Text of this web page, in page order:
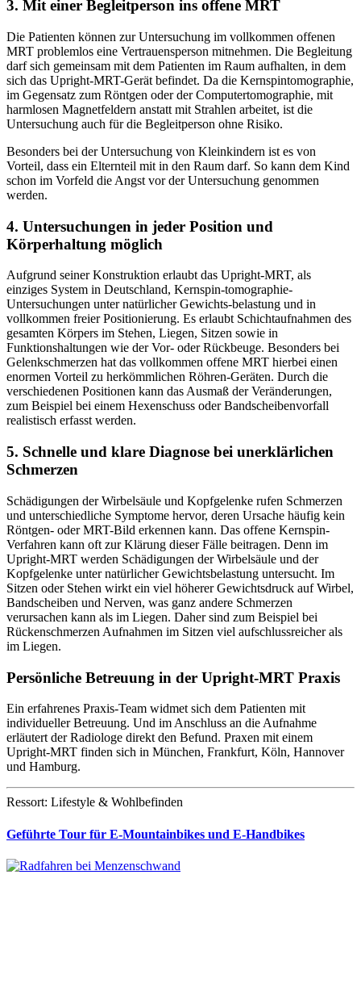
3. Mit einer Begleitperson ins offene MRT
Die Patienten können zur Untersuchung im vollkommen offenen
MRT problemlos eine Vertrauensperson mitnehmen. Die Begleitung
darf sich gemeinsam mit dem Patienten im Raum aufhalten, in dem
sich das Upright-MRT-Gerät befindet. Da die Kernspintomographie,
im Gegensatz zum Röntgen oder der Computertomographie, mit
harmlosen Magnetfeldern anstatt mit Strahlen arbeitet, ist die
Untersuchung auch für die Begleitperson ohne Risiko.
Besonders bei der Untersuchung von Kleinkindern ist es von
Vorteil, dass ein Elternteil mit in den Raum darf. So kann dem Kind
schon im Vorfeld die Angst vor der Untersuchung genommen
werden.
4. Untersuchungen in jeder Position und
Körperhaltung möglich
Aufgrund seiner Konstruktion erlaubt das Upright-MRT, als
einziges System in Deutschland, Kernspin-tomographie-
Untersuchungen unter natürlicher Gewichts-belastung und in
vollkommen freier Positionierung. Es erlaubt Schichtaufnahmen des
gesamten Körpers im Stehen, Liegen, Sitzen sowie in
Funktionshaltungen wie der Vor- oder Rückbeuge. Besonders bei
Gelenkschmerzen hat das vollkommen offene MRT hierbei einen
enormen Vorteil zu herkömmlichen Röhren-Geräten. Durch die
verschiedenen Positionen kann das Ausmaß der Veränderungen,
zum Beispiel bei einem Hexenschuss oder Bandscheibenvorfall
realistisch erfasst werden.
5. Schnelle und klare Diagnose bei unerklärlichen
Schmerzen
Schädigungen der Wirbelsäule und Kopfgelenke rufen Schmerzen
und unterschiedliche Symptome hervor, deren Ursache häufig kein
Röntgen- oder MRT-Bild erkennen kann. Das offene Kernspin-
Verfahren kann oft zur Klärung dieser Fälle beitragen. Denn im
Upright-MRT werden Schädigungen der Wirbelsäule und der
Kopfgelenke unter natürlicher Gewichtsbelastung untersucht. Im
Sitzen oder Stehen wirkt ein viel höherer Gewichtsdruck auf Wirbel,
Bandscheiben und Nerven, was ganz andere Schmerzen
verursachen kann als im Liegen. Daher sind zum Beispiel bei
Rückenschmerzen Aufnahmen im Sitzen viel aufschlussreicher als
im Liegen.
Persönliche Betreuung in der Upright-MRT Praxis
Ein erfahrenes Praxis-Team widmet sich dem Patienten mit
individueller Betreuung. Und im Anschluss an die Aufnahme
erläutert der Radiologe direkt den Befund. Praxen mit einem
Upright-MRT finden sich in München, Frankfurt, Köln, Hannover
und Hamburg.
Ressort: Lifestyle & Wohlbefinden
Geführte Tour für E-Mountainbikes und E-Handbikes